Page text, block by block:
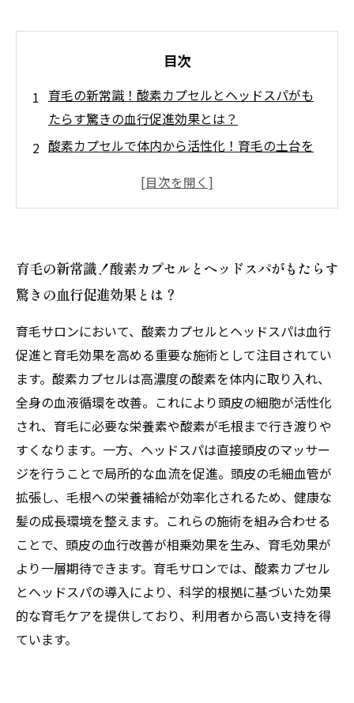
目次
育毛の新常識！酸素カプセルとヘッドスパがも
たらす驚きの血行促進効果とは？
酸素カプセルで体内から活性化！育毛の土台を
頭皮の血流改善にヘッドスパが効く理由とその
サロンの革新的アプローチ
実感！酸素カプセル＋ヘッドスパで叶える健康
的な髪の成長ストーリー
専門家が語る育毛ケアのポイントと酸素カプセ
ル・ヘッドスパの活用法
あなたの髪を守る！血行促進と育毛効果を高め
る最新サロン施術まとめ
育毛の新常識！酸素カプセルとヘッドスパがもたらす
驚きの血行促進効果とは？
育毛サロンにおいて、酸素カプセルとヘッドスパは血行
促進と育毛効果を高める重要な施術として注目されてい
ます。酸素カプセルは高濃度の酸素を体内に取り入れ、
全身の血液循環を改善。これにより頭皮の細胞が活性化
され、育毛に必要な栄養素や酸素が毛根まで行き渡りや
すくなります。一方、ヘッドスパは直接頭皮のマッサー
ジを行うことで局所的な血流を促進。頭皮の毛細血管が
拡張し、毛根への栄養補給が効率化されるため、健康な
髪の成長環境を整えます。これらの施術を組み合わせる
ことで、頭皮の血行改善が相乗効果を生み、育毛効果が
より一層期待できます。育毛サロンでは、酸素カプセル
とヘッドスパの導入により、科学的根拠に基づいた効果
的な育毛ケアを提供しており、利用者から高い支持を得
ています。